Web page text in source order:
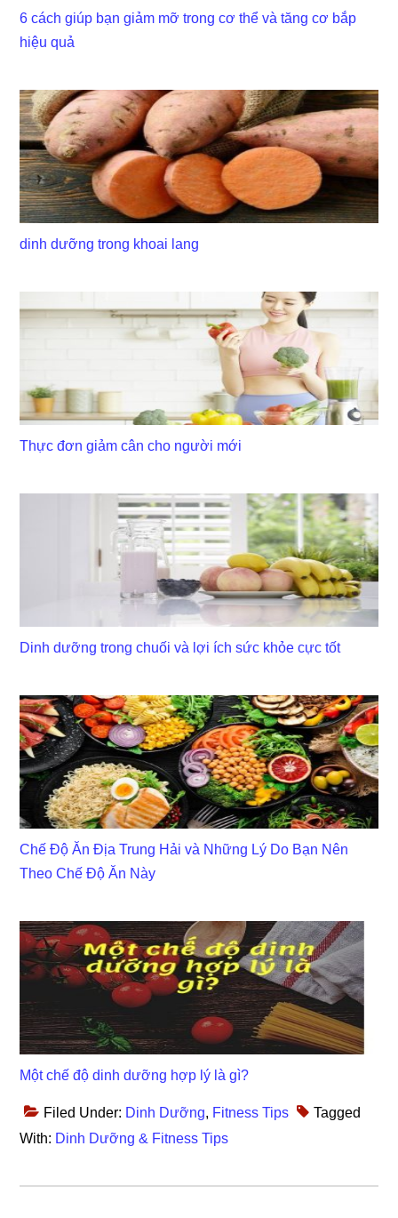
6 cách giúp bạn giảm mỡ trong cơ thể và tăng cơ bắp
hiệu quả
dinh dưỡng trong khoai lang
Thực đơn giảm cân cho người mới
Dinh dưỡng trong chuối và lợi ích sức khỏe cực tốt
Chế Độ Ăn Địa Trung Hải và Những Lý Do Bạn Nên
Theo Chế Độ Ăn Này
Một chế độ dinh dưỡng hợp lý là gì?
Filed Under: Dinh Dưỡng, Fitness Tips
Tagged
With: Dinh Dưỡng & Fitness Tips